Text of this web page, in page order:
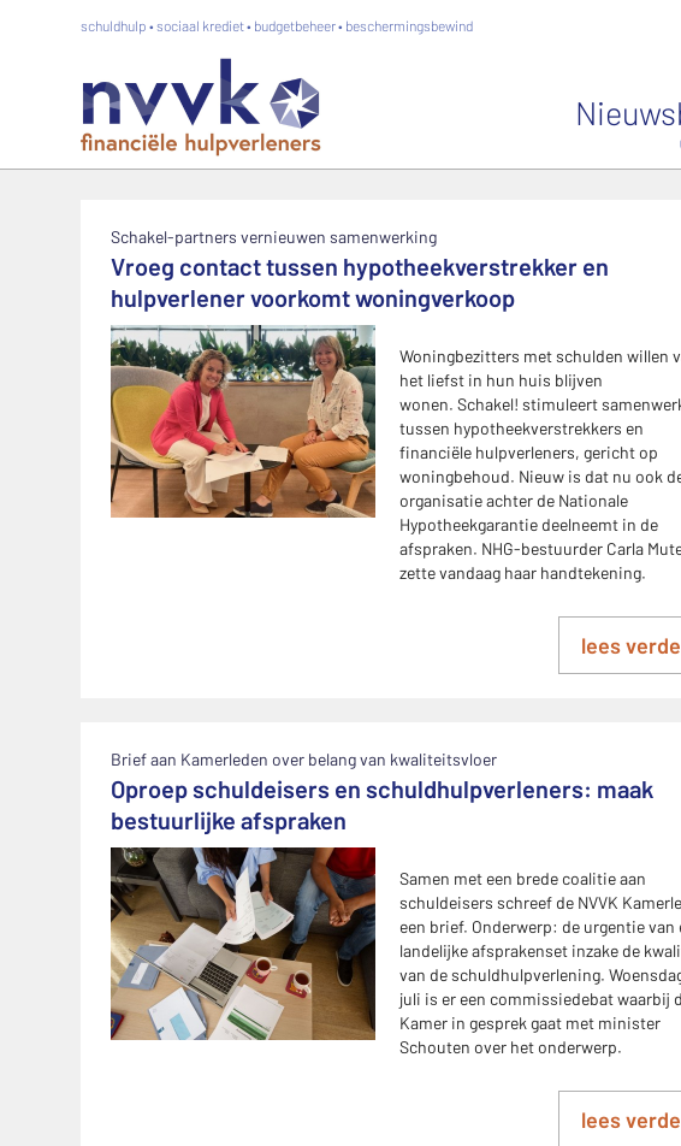
schuldhulp • sociaal krediet • budgetbeheer • beschermingsbewind
Schakel-partners vernieuwen samenwerking
Vroeg contact tussen hypotheekverstrekker en
hulpverlener voorkomt woningverkoop
Woningbezitters met schulden willen
het liefst in hun huis blijven
wonen. Schakel! stimuleert
tussen hypotheekverstrekkers en
financiële hulpverleners, gericht op
woningbehoud. Nieuw is dat nu ook
organisatie achter de Nationale
Hypotheekgarantie deelneemt in de
afspraken. NHG-bestuurder Carla
zette vandaag haar handtekening.
lees
Brief aan Kamerleden over belang van kwaliteitsvloer
Oproep schuldeisers en schuldhulpverleners: maak
bestuurlijke afspraken
Samen met een brede coalitie aan
schuldeisers schreef de NVVK
een brief. Onderwerp: de urgentie van
landelijke afsprakenset inzake de
van de schuldhulpverlening.
juli is er een commissiedebat waarbij
Kamer in gesprek gaat met minister
Schouten over het onderwerp.
lees